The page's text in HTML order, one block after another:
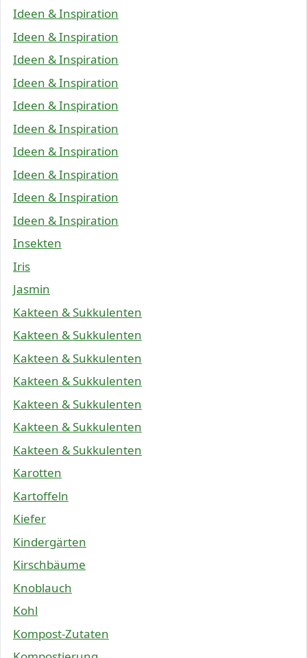
Ideen & Inspiration
Ideen & Inspiration
Ideen & Inspiration
Ideen & Inspiration
Ideen & Inspiration
Ideen & Inspiration
Ideen & Inspiration
Ideen & Inspiration
Ideen & Inspiration
Ideen & Inspiration
Insekten
Iris
Jasmin
Kakteen & Sukkulenten
Kakteen & Sukkulenten
Kakteen & Sukkulenten
Kakteen & Sukkulenten
Kakteen & Sukkulenten
Kakteen & Sukkulenten
Kakteen & Sukkulenten
Karotten
Kartoffeln
Kiefer
Kindergärten
Kirschbäume
Knoblauch
Kohl
Kompost-Zutaten